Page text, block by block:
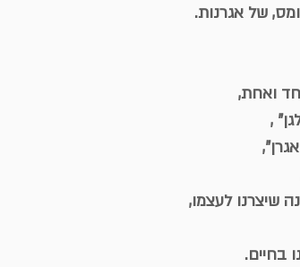
של אגרנות.
ואחת,
,
שיצרנו לעצמו,
בחיים.